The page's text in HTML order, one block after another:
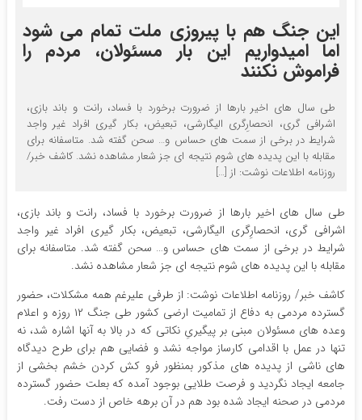
این جنگ هم با پیروزی ملت تمام می شود
اما امیدواریم این بار مسئولان، مردم را
فراموش نکنند
طی سال های اخیر بارها از ضرورت برخورد با فساد، رانت و باند بازی،
اشرافی گری، انحصارِگری الیگارشی، تبعیض، بکار گیری افراد غیر واجد
شرایط در برخی از سمت های حساس و… سحن گفته شد. متاسفانه برای
مقابله با این پدیده های شوم نتیجه ای جز شعار مشاهده نشد. ‌کاشف خبر/
روزنامه اطلاعات نوشت: از […]
طی سال های اخیر بارها از ضرورت برخورد با فساد، رانت و باند بازی،
اشرافی گری، انحصارِگری الیگارشی، تبعیض، بکار گیری افراد غیر واجد
شرایط در برخی از سمت های حساس و… سحن گفته شد. متاسفانه برای
مقابله با این پدیده های شوم نتیجه ای جز شعار مشاهده نشد.
‌کاشف خبر/ روزنامه اطلاعات نوشت: از طرفی علیرغم همه مشکلات، حضور
گسترده مردمی به دفاع از تمامیت ارضی کشور طی جنگ ۱۲ روزه و اعلام
وعده های مسئولان مبنی بر پیگیریِ نکاتی که در بالا به آنها اشاره شد، نه
تنها در عمل با اقدامی کارساز مواجه نشد و فضایی هم برای طرح دیدگاه
های ناشی از پدیده های مذکور بمنظور فرو کش کردن خشم بخشی از
جامعه ایجاد نگردید و فرصت طلایی بوجود آمده که بعلت حضور گسترده
مردمی در صحنه ایجاد شده بود هم در آن برهه خاص از دست رفت.